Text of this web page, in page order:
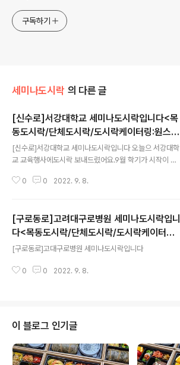
구독하기
세미나도시락 의 다른 글
[신수로]서강대학교 세미나도시락입니다<목
동도시락/단체도시락/도시락케이터링:원스피
크닉>
[신수로]서강대학교 세미나도시락입니다 오늘으 서강대학
교 교육행사에도시락 보내드렸어요.9월 학기가 시작이 되
0 0 2022. 9. 8.
[구로동로]고려대구로병원 세미나도시락입니
다<목동도시락/단체도시락/도시락케이터링:
원스피크닉>
[구로동로]고대구로병원 세미나도시락입니다
0 0 2022. 9. 8.
이 블로그 인기글